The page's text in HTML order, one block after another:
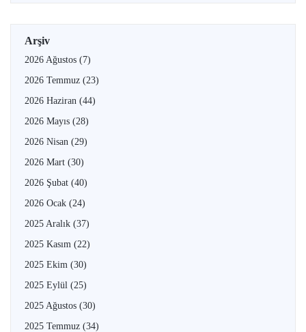
Arşiv
2026 Ağustos (7)
2026 Temmuz (23)
2026 Haziran (44)
2026 Mayıs (28)
2026 Nisan (29)
2026 Mart (30)
2026 Şubat (40)
2026 Ocak (24)
2025 Aralık (37)
2025 Kasım (22)
2025 Ekim (30)
2025 Eylül (25)
2025 Ağustos (30)
2025 Temmuz (34)